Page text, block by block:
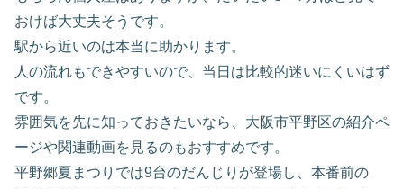
おけば大丈夫そうです。
駅から近いのは本当に助かります。
人の流れもできやすいので、当日は比較的迷いにくいはず
です。
雰囲気を先に知っておきたいなら、大阪市平野区の紹介ペ
ージや関連動画を見るのもおすすめです。
平野郷夏まつりでは9台のだんじりが登場し、本番前の